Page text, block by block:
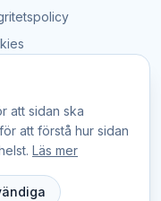
och antal
3 000–8 000
med flera
att sidan ska
att förstå hur sidan
Läs mer